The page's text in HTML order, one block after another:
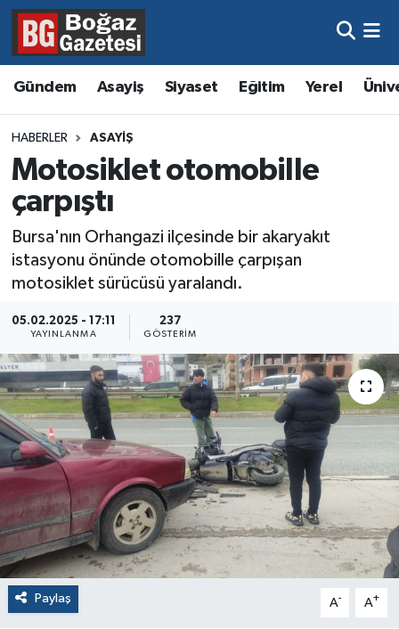
Gündem Asayiş Siyaset Eğitim Yerel
HABERLER ASAYIŞ
Motosiklet otomobille
çarpıştı
Bursa'nın Orhangazi ilçesinde bir akaryakıt
istasyonu önünde otomobille çarpışan
motosiklet sürücüsü yaralandı.
05.02.2025 - 17:11
YAYINLANMA
237
GÖSTERIM
Paylaş A- A+
Asayiş
Eğitim
Ekonomi
Gündem
Kültür ve Sanat
Resmi İlanlar
Sağlık
Hava Durumu
Trafik Durumu
Süper Lig Puan Durumu ve Fikstür
Tüm Manşetler
Son Dakika Haberleri